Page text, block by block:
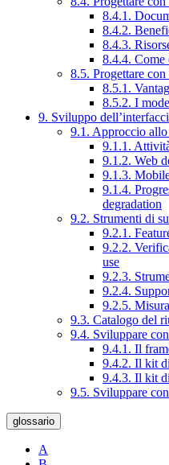
8.4.1.
8.4.2.
8.4.3.
8.4.4. Come
8.5. Progettare
8.5.1.
8.5.2. I
9. Sviluppo
9.1. Approccio
9.1.1.
9.1.2. Web
9.1.3.
9.1.4.
degradation
9.2. Strumenti di
9.2.1.
9.2.2.
use
9.2.3.
9.2.4.
9.2.5.
9.3. Catalogo del
9.4. Sviluppare
9.4.1. Il
9.4.2. Il kit
9.4.3. Il kit
9.5. Sviluppare
glossario
A